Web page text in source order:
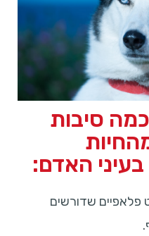
סיבות
האדם:
פלאפיים שדורשים